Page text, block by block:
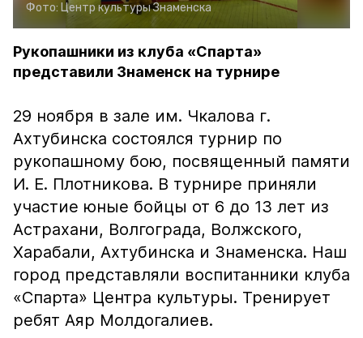
Фото: Центр культуры Знаменска
Рукопашники из клуба «Спарта»
представили Знаменск на турнире
29 ноября в зале им. Чкалова г.
Ахтубинска состоялся турнир по
рукопашному бою, посвященный памяти
И. Е. Плотникова. В турнире приняли
участие юные бойцы от 6 до 13 лет из
Астрахани, Волгограда, Волжского,
Харабали, Ахтубинска и Знаменска. Наш
город представляли воспитанники клуба
«Спарта» Центра культуры. Тренирует
ребят Аяр Молдогалиев.